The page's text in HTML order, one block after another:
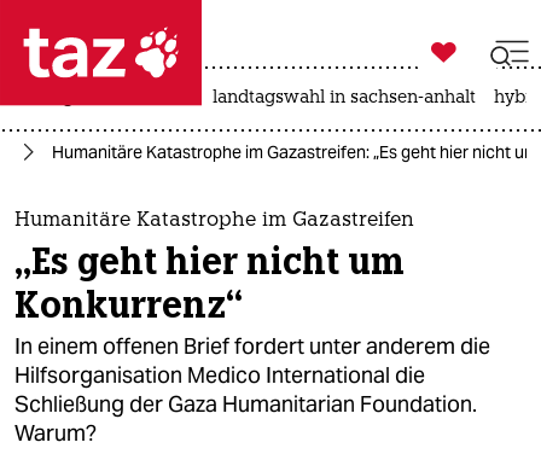
 taz zahl ich
taz zahl ich
themen
politik
öko
gesellschaft
kultur

taz zahl ich
landtagswahl in sachsen-anhalt
Humanitäre Katastrophe im Gazastreifen: „Es geht hier nicht
Humanitäre Katastrophe im Gazastreifen
„Es geht hier nicht um
Konkurrenz“
In einem offenen Brief fordert unter anderem die
Hilfsorganisation Medico International die
Schließung der Gaza Humanitarian Foundation.
Warum?